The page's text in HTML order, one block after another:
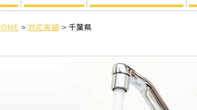
> 対応実績 > 千葉県